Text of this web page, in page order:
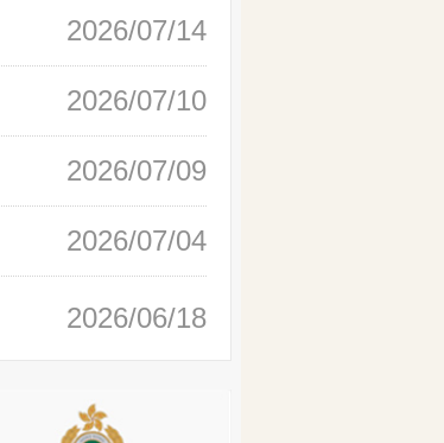
2026/07/14
2026/07/10
2026/07/09
2026/07/04
2026/06/18